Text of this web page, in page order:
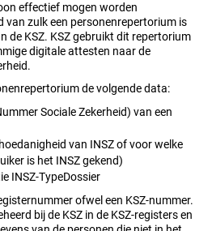
effectief mogen worden
van zulk een personenrepertorium is
de KSZ. KSZ gebruikt dit repertorium
digitale attesten naar de
de volgende data:
Sociale Zekerheid) van een
van INSZ of voor welke
is het INSZ gekend)
INSZ-TypeDossier
ofwel een KSZ-nummer.
bij de KSZ in de KSZ-registers en